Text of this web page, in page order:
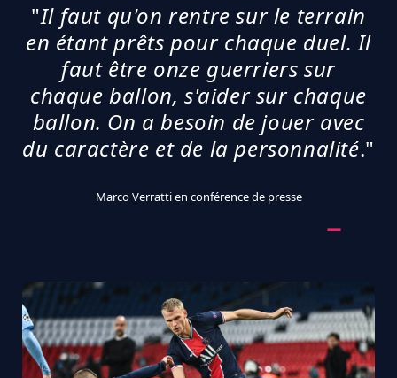
"Il faut qu'on rentre sur le terrain
en étant prêts pour chaque duel. Il
faut être onze guerriers sur
chaque ballon, s'aider sur chaque
ballon. On a besoin de jouer avec
du caractère et de la personnalité."
Marco Verratti en conférence de presse